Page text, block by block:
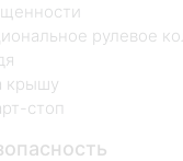
рулевое
крышу
стоп